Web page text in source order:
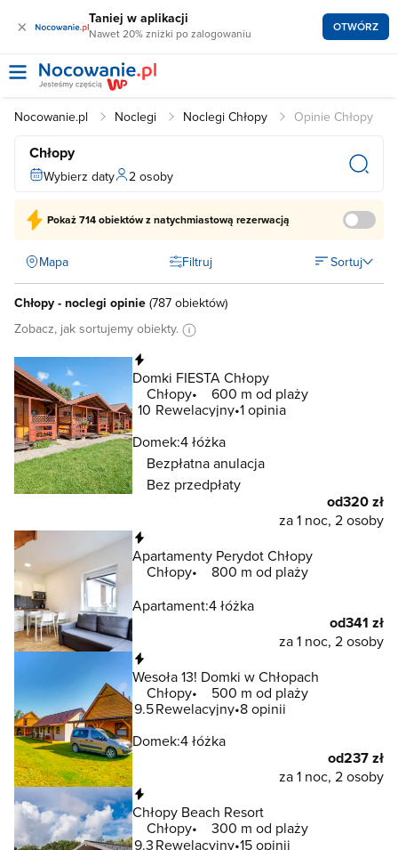
× Taniej w aplikacji
Nawet 20% zniżki po zalogowaniu OTWÓRZ
Nocowanie.pl Noclegi Noclegi Chłopy Opinie Chłopy
Chłopy
Wybierz daty 2 osoby
Pokaż714 obiektówz natychmiastową rezerwacją
Mapa Filtruj Sortuj
Chłopy - noclegi opinie (787 obiektów)
Zobacz, jak sortujemy obiekty.
Domki FIESTA Chłopy
Chłopy
600 m od plaży
10 Rewelacyjny 1 opinia
Domek:4 łóżka
Bezpłatna anulacja
Bez przedpłaty
od320 zł
za 1 noc, 2 osoby
Apartamenty Perydot Chłopy
Chłopy
800 m od plaży
Apartament:4 łóżka
od341 zł
za 1 noc, 2 osoby
Wesoła 13! Domki w Chłopach
Chłopy
500 m od plaży
9.5Rewelacyjny 8 opinii
Domek:4 łóżka
od237 zł
za 1 noc, 2 osoby
Chłopy Beach Resort
Chłopy
300 m od plaży
9.3Rewelacyjny 15 opinii